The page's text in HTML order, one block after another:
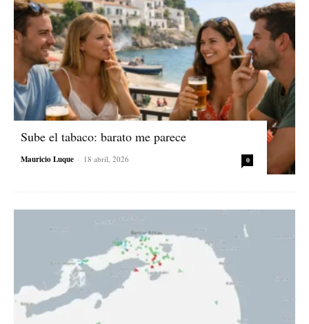
Sube el tabaco: barato me parece
Mauricio Luque - 18 abril, 2026 0